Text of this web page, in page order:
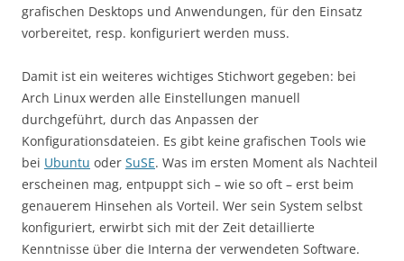
grafischen Desktops und Anwendungen, für den Einsatz
vorbereitet, resp. konfiguriert werden muss.
Damit ist ein weiteres wichtiges Stichwort gegeben: bei
Arch Linux werden alle Einstellungen manuell
durchgeführt, durch das Anpassen der
Konfigurationsdateien. Es gibt keine grafischen Tools wie
bei Ubuntu oder SuSE. Was im ersten Moment als Nachteil
erscheinen mag, entpuppt sich – wie so oft – erst beim
genauerem Hinsehen als Vorteil. Wer sein System selbst
konfiguriert, erwirbt sich mit der Zeit detaillierte
Kenntnisse über die Interna der verwendeten Software.